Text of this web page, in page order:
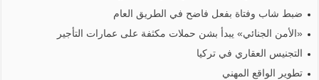
ضبط شاب وفتاة بفعل فاضح في الطريق العام
«الأمن الجنائي» يبدأ بشن حملات مكثفة على عمارات التأجير
التجنيس العقاري في تركيا
تطوير الواقع المهني